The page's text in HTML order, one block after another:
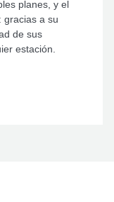
planes, y el
gracias a su
de sus
estación.